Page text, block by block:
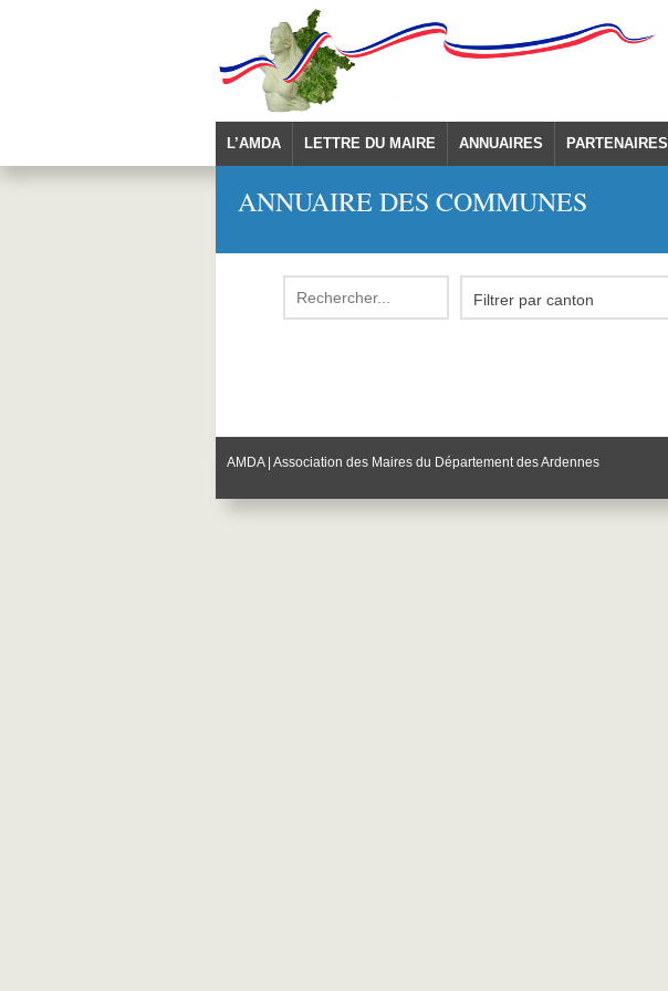
L’AMDA LETTRE DU MAIRE ANNUAIRES PARTENAIRES
ANNUAIRE DES COMMUNES
AMDA | Association des Maires du Département des Ardennes